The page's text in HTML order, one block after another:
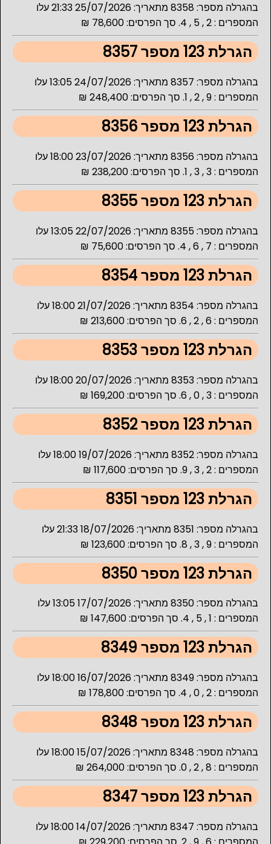
בהגרלה מספר: 8358 מתאריך: 25/07/2026 21:33 עלו
המספרים : 2 , 5 , 4. סך הפרסים: 78,600 ₪
הגרלת 123 מספר 8357
בהגרלה מספר: 8357 מתאריך: 24/07/2026 13:05 עלו
המספרים : 9 , 2 , 1. סך הפרסים: 248,400 ₪
הגרלת 123 מספר 8356
בהגרלה מספר: 8356 מתאריך: 23/07/2026 18:00 עלו
המספרים : 3 , 3 , 1. סך הפרסים: 238,200 ₪
הגרלת 123 מספר 8355
בהגרלה מספר: 8355 מתאריך: 22/07/2026 13:05 עלו
המספרים : 7 , 6 , 4. סך הפרסים: 75,600 ₪
הגרלת 123 מספר 8354
בהגרלה מספר: 8354 מתאריך: 21/07/2026 18:00 עלו
המספרים : 6 , 2 , 6. סך הפרסים: 213,600 ₪
הגרלת 123 מספר 8353
בהגרלה מספר: 8353 מתאריך: 20/07/2026 18:00 עלו
המספרים : 3 , 0 , 6. סך הפרסים: 169,200 ₪
הגרלת 123 מספר 8352
בהגרלה מספר: 8352 מתאריך: 19/07/2026 18:00 עלו
המספרים : 2 , 3 , 9. סך הפרסים: 117,600 ₪
הגרלת 123 מספר 8351
בהגרלה מספר: 8351 מתאריך: 18/07/2026 21:33 עלו
המספרים : 9 , 3 , 8. סך הפרסים: 123,600 ₪
הגרלת 123 מספר 8350
בהגרלה מספר: 8350 מתאריך: 17/07/2026 13:05 עלו
המספרים : 1 , 5 , 4. סך הפרסים: 147,600 ₪
הגרלת 123 מספר 8349
בהגרלה מספר: 8349 מתאריך: 16/07/2026 18:00 עלו
המספרים : 2 , 0 , 4. סך הפרסים: 178,800 ₪
הגרלת 123 מספר 8348
בהגרלה מספר: 8348 מתאריך: 15/07/2026 18:00 עלו
המספרים : 8 , 2 , 0. סך הפרסים: 264,000 ₪
הגרלת 123 מספר 8347
בהגרלה מספר: 8347 מתאריך: 14/07/2026 18:00 עלו